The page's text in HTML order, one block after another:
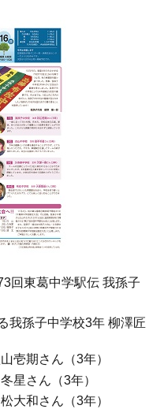
回東葛中学駅伝 我孫子
我孫子中学校3年 柳澤匠
壱期さん（3年）
星さん（3年）
大和さん（3年）